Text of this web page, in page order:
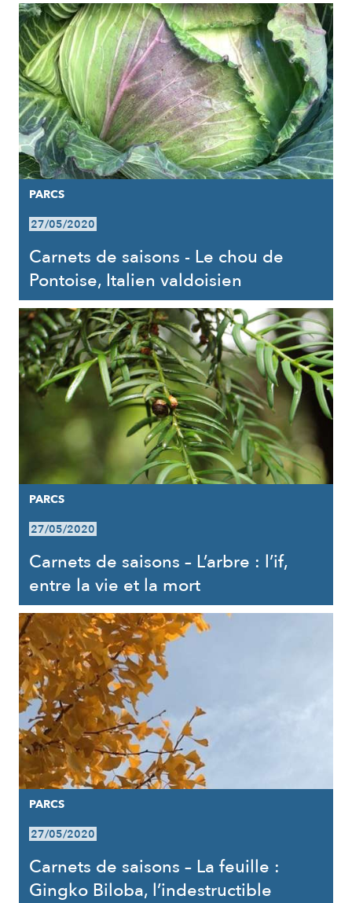
PARCS
27/05/2020
Carnets de saisons - Le chou de
Pontoise, Italien valdoisien
PARCS
27/05/2020
Carnets de saisons – L’arbre : l’if,
entre la vie et la mort
PARCS
27/05/2020
Carnets de saisons – La feuille :
Gingko Biloba, l’indestructible